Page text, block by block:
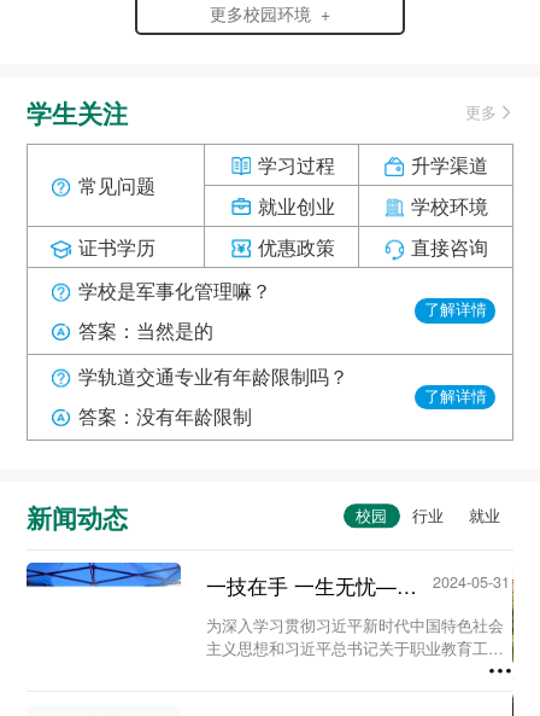
更多校园环境 +
学生关注 更多
常见问题
学习过程
就业创业
升学渠道
学校环境
证书学历
优惠政策
直接咨询
学校是军事化管理嘛？
答案：当然是的
了解详情
学轨道交通专业有年龄限制吗？
答案：没有年龄限制
了解详情
新闻动态
一技在手 一生无忧——甘肃秦陇技工学校职教活动周系列活动...
2024-05-31
为深入学习贯彻习近平新时代中国特色社会
主义思想和习近平总书记关于职业教育工作
的重要指示精神及全国职业教育大会精神，